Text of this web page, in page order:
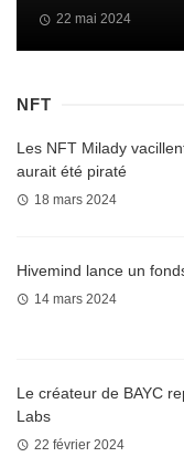
22 mai 2024
NFT
Les NFT Milady
aurait été piraté
18 mars 2024
Hivemind lance un
14 mars 2024
Le créateur de BAYC
Labs
22 février 2024